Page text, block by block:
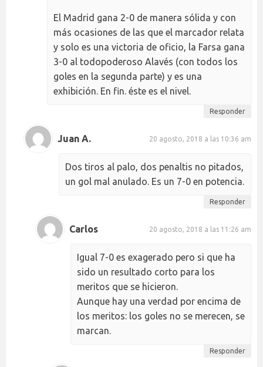
El Madrid gana 2-0 de manera sólida y con
más ocasiones de las que el marcador relata
y solo es una victoria de oficio, la Farsa gana
3-0 al todopoderoso Alavés (con todos los
goles en la segunda parte) y es una
exhibición. En fin. éste es el nivel.
Responder
Juan A. 20 agosto, 2018 a las 10:36 am
Dos tiros al palo, dos penaltis no pitados,
un gol mal anulado. Es un 7-0 en potencia.
Responder
Carlos 20 agosto, 2018 a las 11:26 am
Igual 7-0 es exagerado pero si que ha
sido un resultado corto para los
meritos que se hicieron.
Aunque hay una verdad por encima de
los meritos: los goles no se merecen, se
marcan.
Responder